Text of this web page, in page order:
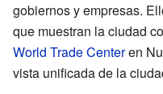
gobiernos y empresas.
que muestran la ciudad
World Trade Centeren
vista unificada de la